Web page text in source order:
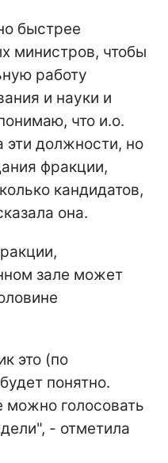
быстрее
министров, чтобы
работу
и науки и
что и.о.
эти должности, но
фракции,
кандидатов,
она.
зале может
это (по
понятно.
можно голосовать
- отметила